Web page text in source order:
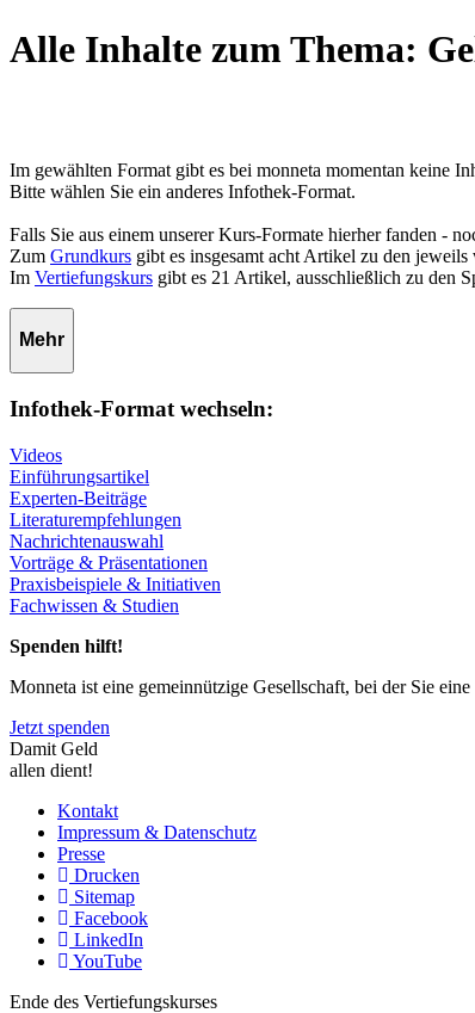
Alle Inhalte zum Thema:
Im gewählten Format gibt es bei monneta momentan keine
Bitte wählen Sie ein anderes Infothek-Format.
Falls Sie aus einem unserer Kurs-Formate hierher fanden -
Zum Grundkurs gibt es insgesamt acht Artikel zu den
Im Vertiefungskurs gibt es 21 Artikel, ausschließlich zu den
Mehr
Infothek-Format wechseln:
Videos
Einführungsartikel
Experten-Beiträge
Literaturempfehlungen
Nachrichtenauswahl
Vorträge & Präsentationen
Praxisbeispiele & Initiativen
Fachwissen & Studien
Spenden hilft!
Monneta ist eine gemeinnützige Gesellschaft, bei der Sie
Jetzt spenden
Damit Geld
allen dient!
Kontakt
Impressum & Datenschutz
Presse
Drucken
Sitemap
Facebook
LinkedIn
YouTube
Ende des Vertiefungskurses